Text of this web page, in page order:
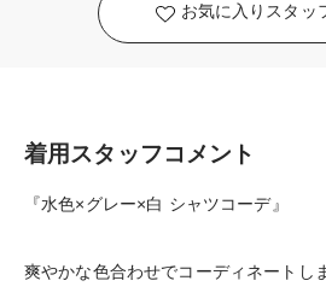
お気に入りスタッ
着用スタッフコメント
『水色×グレー×白 シャツコーデ』
爽やかな色合わせでコーディネートし